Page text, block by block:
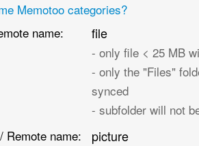
Memotoo categories?
name:
file
- only file < 25 MB
- only the "Files"
synced
- subfolder will not
Remote name:
picture